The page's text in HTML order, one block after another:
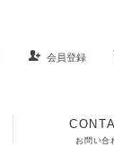
会員登録
お問い合